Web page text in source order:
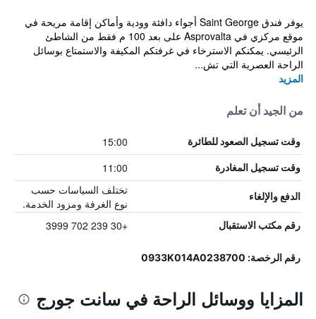
يوفر فندق Saint George أجواء دافئة وودية وأماكن إقامة مريحة في
موقع مركزي في Asprovalta على بعد 100 م فقط من الشاطئ
الرئيسي. يمكنكم الاسترخاء في غرفتكم المكيفة والاستمتاع بوسائل
الراحة العصرية التي تش...
المزيد
من الجيد أن تعلم
وقت تسجيل الصعود للطائرة 15:00
وقت تسجيل المغادرة 11:00
الدفع والإلغاء
تختلف السياسات حسب
نوع الغرفة ومزود الخدمة.
رقم مكتب الاستقبال +30 239 702 3999
رقم الرخصة: 0933Κ014Α0238700
المزايا ووسائل الراحة في سانت جورج